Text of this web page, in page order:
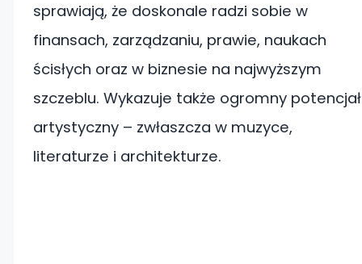
sprawiają, że doskonale radzi sobie w
finansach, zarządzaniu, prawie, naukach
ścisłych oraz w biznesie na najwyższym
szczeblu. Wykazuje także ogromny potencjał
artystyczny – zwłaszcza w muzyce,
literaturze i architekturze.